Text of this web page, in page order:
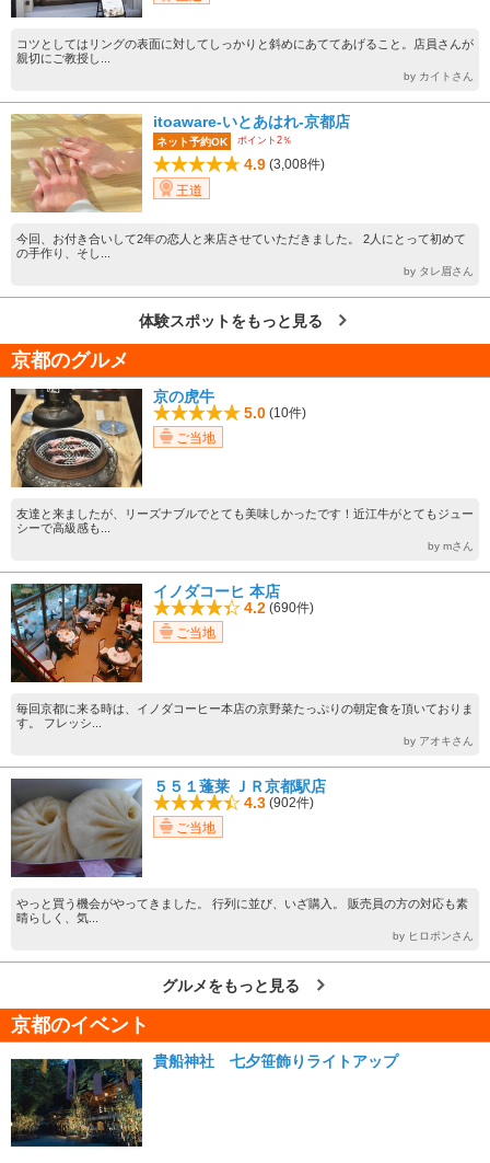
コツとしてはリングの表面に対してしっかりと斜めにあててあげること。店員さんが
親切にご教授し...
by カイトさん
itoaware-いとあはれ-京都店
ネット予約OK ポイント2％
4.9 (3,008件)
王道
今回、お付き合いして2年の恋人と来店させていただきました。 2人にとって初めて
の手作り、そし...
by タレ眉さん
体験スポットをもっと見る
京都のグルメ
京の虎牛
5.0 (10件)
ご当地
友達と来ましたが、リーズナブルでとても美味しかったです！近江牛がとてもジュー
シーで高級感も...
by mさん
イノダコーヒ 本店
4.2 (690件)
ご当地
毎回京都に来る時は、イノダコーヒー本店の京野菜たっぷりの朝定食を頂いておりま
す。 フレッシ...
by アオキさん
５５１蓬莱 ＪＲ京都駅店
4.3 (902件)
ご当地
やっと買う機会がやってきました。 行列に並び、いざ購入。 販売員の方の対応も素
晴らしく、気...
by ヒロポンさん
グルメをもっと見る
京都のイベント
貴船神社 七夕笹飾りライトアップ